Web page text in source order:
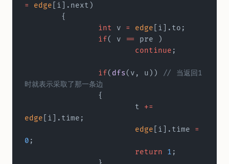
=
edge [i].next)
	{
		int
v = edge [i].to;
		if
( v ==
pre )
			continue
;
		if
( dfs(v, u))
// 当返回1
时就表示采取了那一条边
		{
			t
+=
edge [i].time;
			edge
[i].time =
0 ;
			return
1 ;